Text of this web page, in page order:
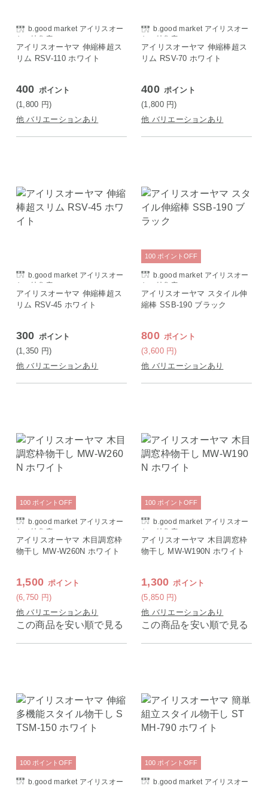
b.good market アイリスオー
ヤマ特集店
アイリスオーヤマ 伸縮棒超ス
リム RSV-110 ホワイト
400 ポイント
(1,800 円)
他 バリエーションあり
b.good market アイリスオー
ヤマ特集店
アイリスオーヤマ 伸縮棒超ス
リム RSV-70 ホワイト
400 ポイント
(1,800 円)
他 バリエーションあり
b.good market アイリスオー
ヤマ特集店
アイリスオーヤマ 伸縮棒超ス
リム RSV-45 ホワイト
300 ポイント
(1,350 円)
他 バリエーションあり
b.good market アイリスオー
ヤマ特集店
アイリスオーヤマ スタイル伸
縮棒 SSB-190 ブラック
800 ポイント
(3,600 円)
100 ポイント OFF
他 バリエーションあり
b.good market アイリスオー
ヤマ特集店
アイリスオーヤマ 木目調窓枠
物干し MW-W260N ホワイト
1,500 ポイント
(6,750 円)
100 ポイント OFF
他 バリエーションあり
この商品を安い順で見る
b.good market アイリスオー
ヤマ特集店
アイリスオーヤマ 木目調窓枠
物干し MW-W190N ホワイト
1,300 ポイント
(5,850 円)
100 ポイント OFF
他 バリエーションあり
この商品を安い順で見る
b.good market アイリスオー
100 ポイント OFF
b.good market アイリスオー
100 ポイント OFF